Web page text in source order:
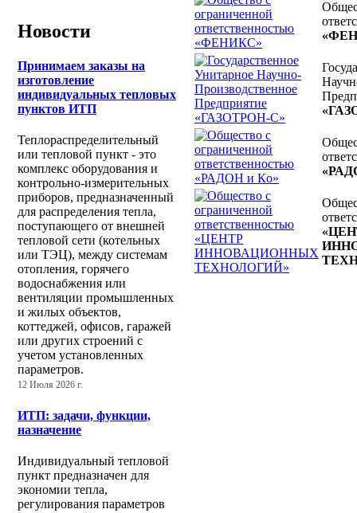
Новости
Принимаем заказы на
изготовление
индивидуальных тепловых
пунктов ИТП
Теплораспределительный
или тепловой пункт - это
комплекс оборудования и
контрольно-измерительных
приборов, предназначенный
для распределения тепла,
поступающего от внешней
тепловой сети (котельных
или ТЭЦ), между системам
отопления, горячего
водоснабжения или
вентиляции промышленных
и жилых объектов,
коттеджей, офисов, гаражей
или других строений с
учетом установленных
параметров.
12 Июля 2026 г.
ИТП: задачи, функции,
назначение
Индивидуальный тепловой
пункт предназначен для
экономии тепла,
регулирования параметров